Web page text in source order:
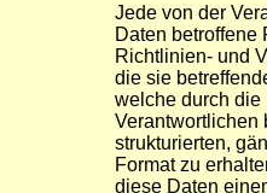
Jede von der
Daten betroffene
Richtlinien- und
die sie
welche durch die
Verantwortlichen
strukturierten,
Format zu
diese Daten